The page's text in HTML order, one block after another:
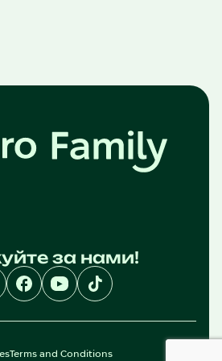
за нами!
Terms and Conditions